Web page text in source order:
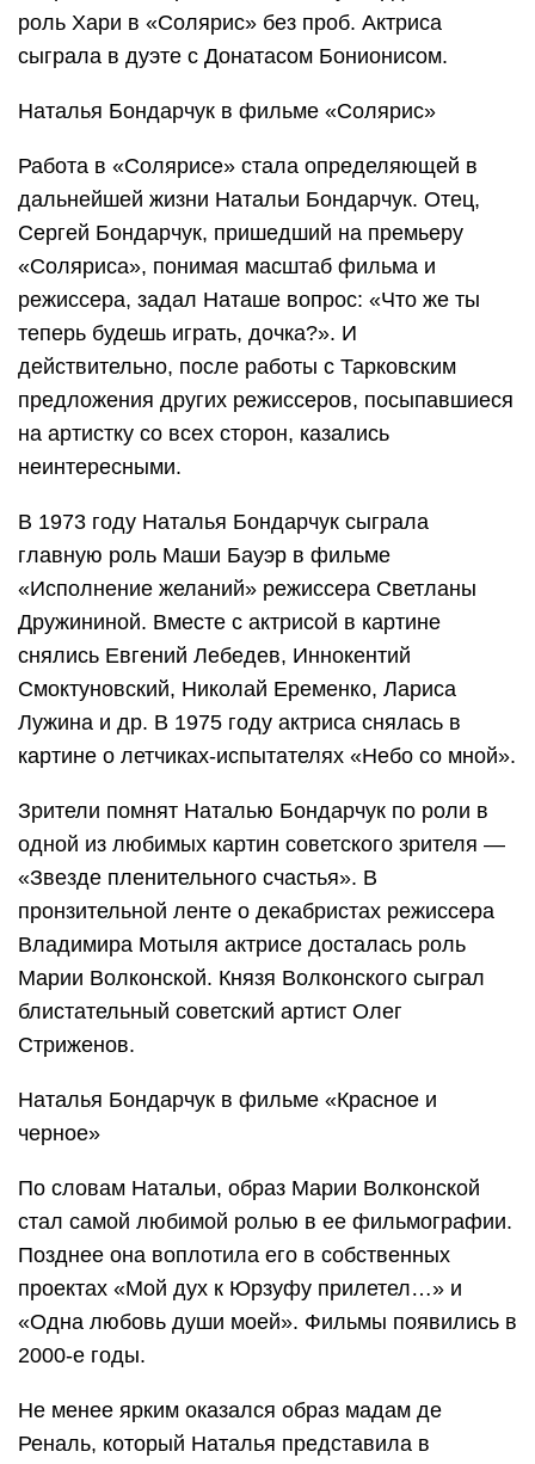
роль Хари в «Солярис» без проб. Актриса
сыграла в дуэте с Донатасом Бонионисом.
Наталья Бондарчук в фильме «Солярис»
Работа в «Солярисе» стала определяющей в
дальнейшей жизни Натальи Бондарчук. Отец,
Сергей Бондарчук, пришедший на премьеру
«Соляриса», понимая масштаб фильма и
режиссера, задал Наташе вопрос: «Что же ты
теперь будешь играть, дочка?». И
действительно, после работы с Тарковским
предложения других режиссеров, посыпавшиеся
на артистку со всех сторон, казались
неинтересными.
В 1973 году Наталья Бондарчук сыграла
главную роль Маши Бауэр в фильме
«Исполнение желаний» режиссера Светланы
Дружининой. Вместе с актрисой в картине
снялись Евгений Лебедев, Иннокентий
Смоктуновский, Николай Еременко, Лариса
Лужина и др. В 1975 году актриса снялась в
картине о летчиках-испытателях «Небо со мной».
Зрители помнят Наталью Бондарчук по роли в
одной из любимых картин советского зрителя —
«Звезде пленительного счастья». В
пронзительной ленте о декабристах режиссера
Владимира Мотыля актрисе досталась роль
Марии Волконской. Князя Волконского сыграл
блистательный советский артист Олег
Стриженов.
Наталья Бондарчук в фильме «Красное и
черное»
По словам Натальи, образ Марии Волконской
стал самой любимой ролью в ее фильмографии.
Позднее она воплотила его в собственных
проектах «Мой дух к Юрзуфу прилетел…» и
«Одна любовь души моей». Фильмы появились в
2000-е годы.
Не менее ярким оказался образ мадам де
Реналь, который Наталья представила в